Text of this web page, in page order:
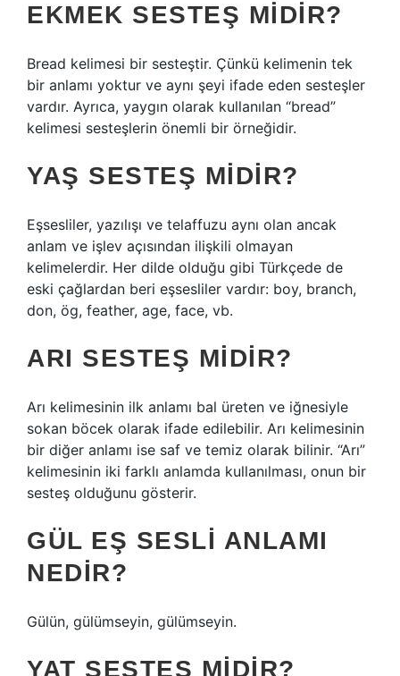
EKMEK SESTEŞ MIDIR?
Bread kelimesi bir sesteştir. Çünkü kelimenin tek
bir anlamı yoktur ve aynı şeyi ifade eden sesteşler
vardır. Ayrıca, yaygın olarak kullanılan “bread”
kelimesi sesteşlerin önemli bir örneğidir.
YAŞ SESTEŞ MIDIR?
Eşsesliler, yazılışı ve telaffuzu aynı olan ancak
anlam ve işlev açısından ilişkili olmayan
kelimelerdir. Her dilde olduğu gibi Türkçede de
eski çağlardan beri eşsesliler vardır: boy, branch,
don, ög, feather, age, face, vb.
ARI SESTEŞ MIDIR?
Arı kelimesinin ilk anlamı bal üreten ve iğnesiyle
sokan böcek olarak ifade edilebilir. Arı kelimesinin
bir diğer anlamı ise saf ve temiz olarak bilinir. “Arı”
kelimesinin iki farklı anlamda kullanılması, onun bir
sesteş olduğunu gösterir.
GÜL EŞ SESLI ANLAMI
NEDIR?
Gülün, gülümseyin, gülümseyin.
YAT SESTEŞ MIDIR?